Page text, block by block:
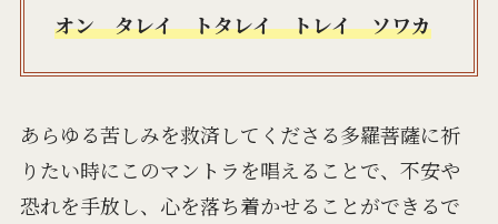
オン タレイ トタレイ トレイ ソワカ
あらゆる苦しみを救済してくださる多羅菩薩に祈
りたい時にこのマントラを唱えることで、不安や
恐れを手放し、心を落ち着かせることができるで